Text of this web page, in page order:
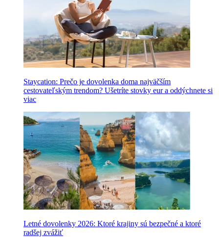
Staycation: Prečo je dovolenka doma najväčším
cestovateľským trendom? Ušetríte stovky eur a oddýchnete si
viac
Letné dovolenky 2026: Ktoré krajiny sú bezpečné a ktoré
radšej zvážiť